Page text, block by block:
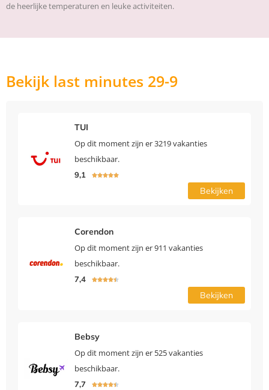
de heerlijke temperaturen en leuke activiteiten.
Bekijk last minutes 29-9
TUI
Op dit moment zijn er 3219 vakanties
beschikbaar.
9,1 
Bekijken
Corendon
Op dit moment zijn er 911 vakanties
beschikbaar.
7,4 
Bekijken
Bebsy
Op dit moment zijn er 525 vakanties
beschikbaar.
7,7 